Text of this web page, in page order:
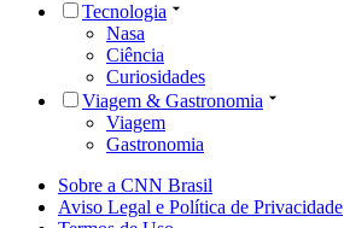
Tecnologia
Nasa
Ciência
Curiosidades
Viagem & Gastronomia
Viagem
Gastronomia
Sobre a CNN Brasil
Aviso Legal e Política de Privacidade